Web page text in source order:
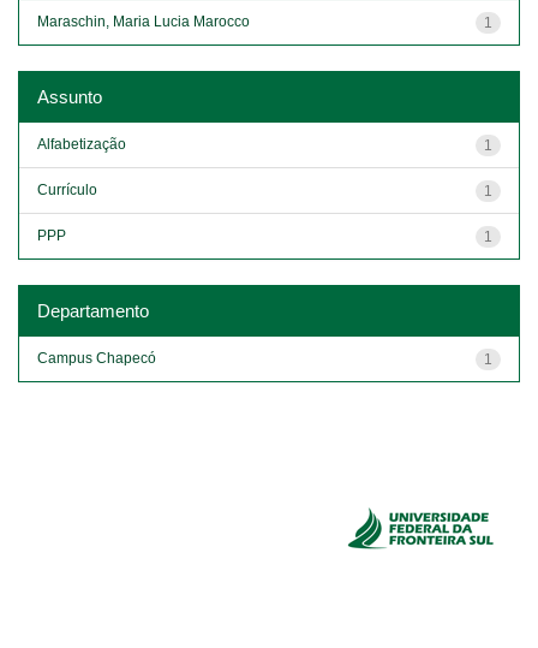
1
Maraschin, Maria Lucia Marocco
Assunto
1
Alfabetização
1
Currículo
1
PPP
Departamento
1
Campus Chapecó